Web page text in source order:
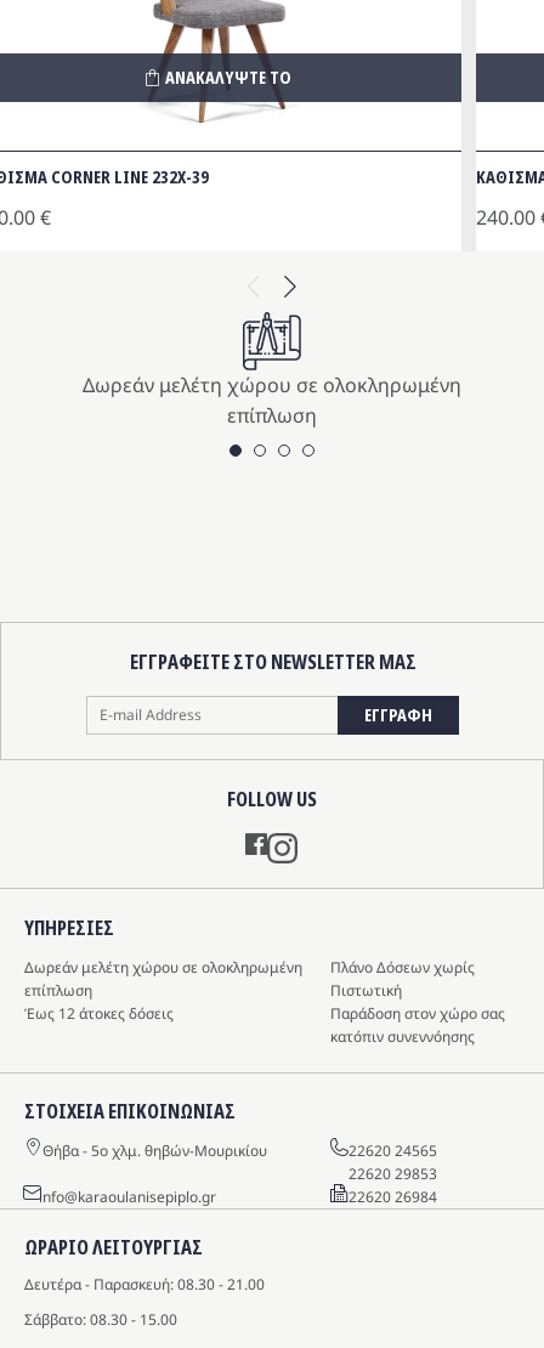
Previous
CORNER LINE 232Χ-39
€
ΑΝΑΚΑΛΥΨΤΕ ΤΟ
ΚΑΘΙΣΜΑ
240.00
Next
Δωρεάν μελέτη χώρου σε ολοκληρωμένη
επίπλωση
FOLLOW US
Instagram
ΕΓΓΡΑΦΕΙΤΕ ΣΤΟ NEWSLETTER ΜΑΣ
ΕΓΓΡΑΦΗ
ΩΡΑΡΙΟ ΛΕΙΤΟΥΡΓΙΑΣ
Δευτέρα - Παρασκευή: 08.30 - 21.00
Σάββατο: 08.30 - 15.00
ΥΠΗΡΕΣIΕΣ
Δωρεάν μελέτη χώρου σε ολοκληρωμένη
επίπλωση
Πλάνο Δόσεων χωρίς
Πιστωτική
Έως 12 άτοκες δόσεις
Παράδοση στον χώρο σας
κατόπιν συνεννόησης
ΣΤΟΙΧΕΙΑ ΕΠΙΚΟΙΝΩΝΙΑΣ
Θήβα - 5o χλμ. θηβών-Μουρικίου
22620 24565
22620 29853
info@karaoulanisepiplo.gr
22620 26984